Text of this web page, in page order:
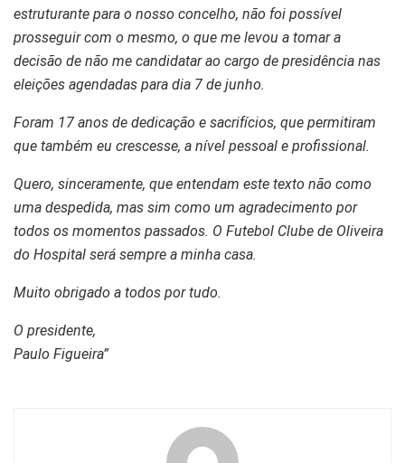
estruturante para o nosso concelho, não foi possível
prosseguir com o mesmo, o que me levou a tomar a
decisão de não me candidatar ao cargo de presidência nas
eleições agendadas para dia 7 de junho.
Foram 17 anos de dedicação e sacrifícios, que permitiram
que também eu crescesse, a nível pessoal e profissional.
Quero, sinceramente, que entendam este texto não como
uma despedida, mas sim como um agradecimento por
todos os momentos passados. O Futebol Clube de Oliveira
do Hospital será sempre a minha casa.
Muito obrigado a todos por tudo.
O presidente,
Paulo Figueira”